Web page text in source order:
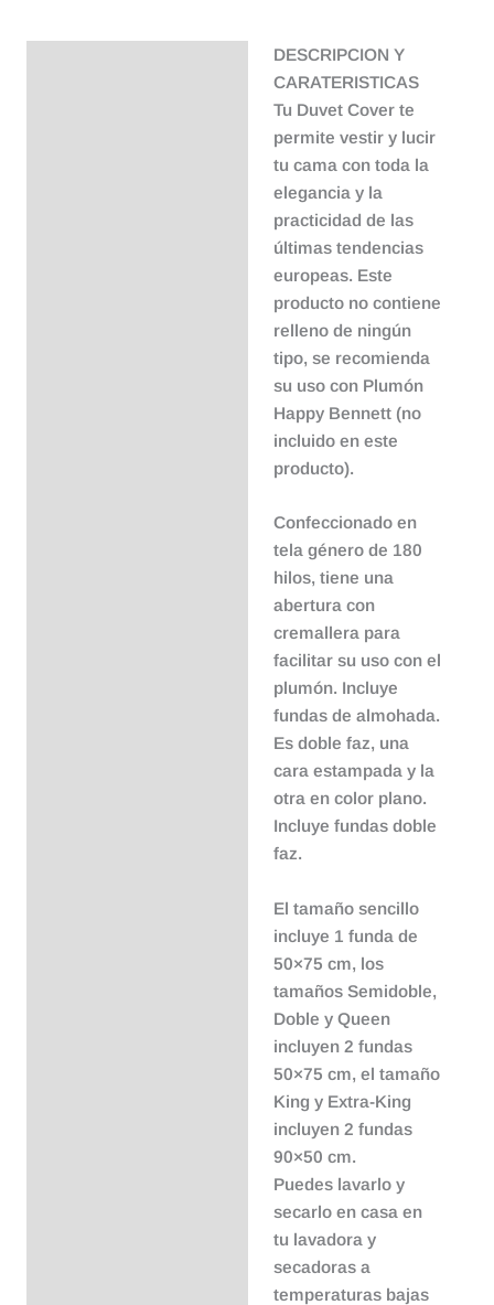
DESCRIPCION Y
CARATERISTICAS
Tu Duvet Cover te
permite vestir y lucir
tu cama con toda la
elegancia y la
practicidad de las
últimas tendencias
europeas. Este
producto no contiene
relleno de ningún
tipo, se recomienda
su uso con Plumón
Happy Bennett (no
incluido en este
producto).
Confeccionado en
tela género de 180
hilos, tiene una
abertura con
cremallera para
facilitar su uso con el
plumón. Incluye
fundas de almohada.
Es doble faz, una
cara estampada y la
otra en color plano.
Incluye fundas doble
faz.
El tamaño sencillo
incluye 1 funda de
50×75 cm, los
tamaños Semidoble,
Doble y Queen
incluyen 2 fundas
50×75 cm, el tamaño
King y Extra-King
incluyen 2 fundas
90×50 cm.
Puedes lavarlo y
secarlo en casa en
tu lavadora y
secadoras a
temperaturas bajas